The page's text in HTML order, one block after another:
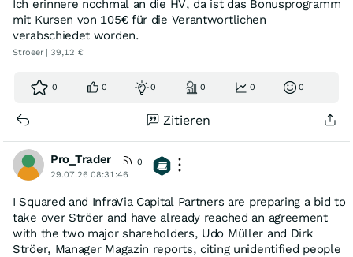
Ich erinnere nochmal an die HV, da ist das Bonusprogramm
mit Kursen von 105€ für die Verantwortlichen
verabschiedet worden.
Stroeer | 39,12 €
0 0 0 0 0 0
Zitieren
Pro_Trader
0
29.07.26 08:31:46
I Squared and InfraVia Capital Partners are preparing a bid to
take over Ströer and have already reached an agreement
with the two major shareholders, Udo Müller and Dirk
Ströer, Manager Magazin reports, citing unidentified people